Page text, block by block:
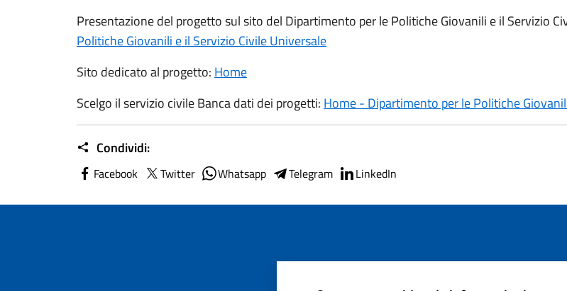
Presentazione del progetto sul sito del Dipartimento per le Politiche Giovanili e il Servizio
Politiche Giovanili e il Servizio Civile Universale
Sito dedicato al progetto: Home
Scelgo il servizio civile Banca dati dei progetti: Home - Dipartimento per le Politiche
Condividi:
Facebook Twitter Whatsapp Telegram LinkedIn